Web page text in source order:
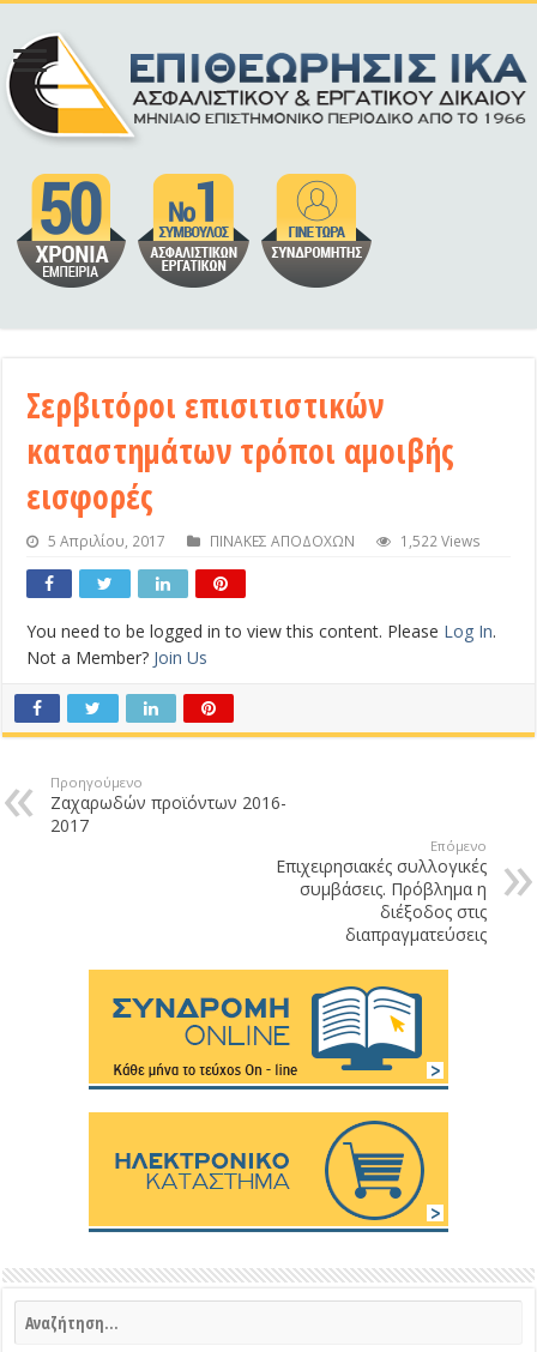
Σερβιτόροι επισιτιστικών
καταστημάτων τρόποι αμοιβής
εισφορές
5 Απριλίου, 2017 ΠΙΝΑΚΕΣ ΑΠΟΔΟΧΩΝ 1,522 Views
You need to be logged in to view this content. Please Log In.
Not a Member? Join Us
Προηγούμενο
Ζαχαρωδών προϊόντων 2016-
2017
Επόμενο
Επιχειρησιακές συλλογικές
συμβάσεις. Πρόβλημα η
διέξοδος στις
διαπραγματεύσεις